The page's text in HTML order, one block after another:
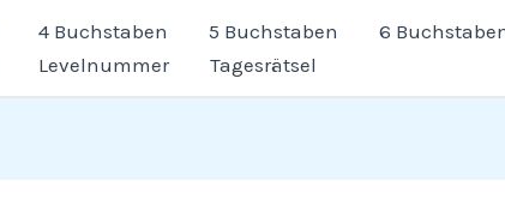
4 Buchstaben 5 Buchstaben 6
Levelnummer Tagesrätsel